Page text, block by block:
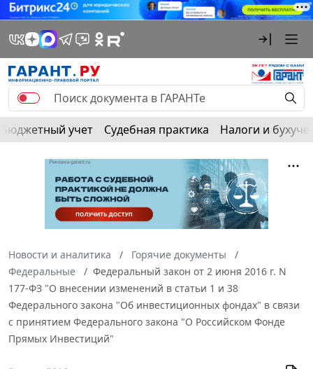
Бюджетный учет Судебная практика Налоги и
Новости и аналитика
Горячие документы
Федеральные
Федеральный закон от 2 июня 2016 г. N
177-ФЗ "О внесении изменений в статьи 1 и 38
Федерального закона "Об инвестиционных фондах" в связи
с принятием Федерального закона "О Российском Фонде
Прямых Инвестиций"